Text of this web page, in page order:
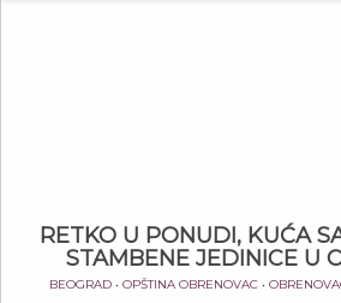
RETKO U PONUDI, KUĆA
STAMBENE JEDINICE U
BEOGRAD • OPŠTINA OBRENOVAC •